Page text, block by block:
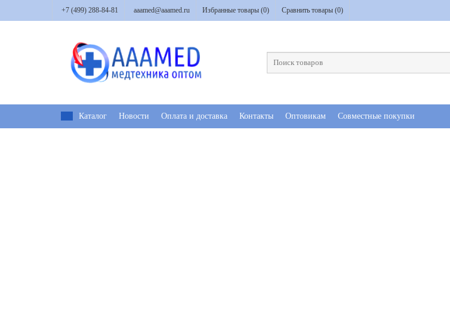
+7 (499) 288-84-81 aaamed@aaamed.ru Избранные товары (0) Сравнить товары (0)
Каталог Новости Оплата и доставка Контакты Оптовикам Совместные покупки